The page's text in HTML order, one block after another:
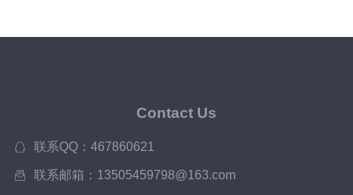
Contact Us
联系QQ：467860621
联系邮箱：13505459798@163.com